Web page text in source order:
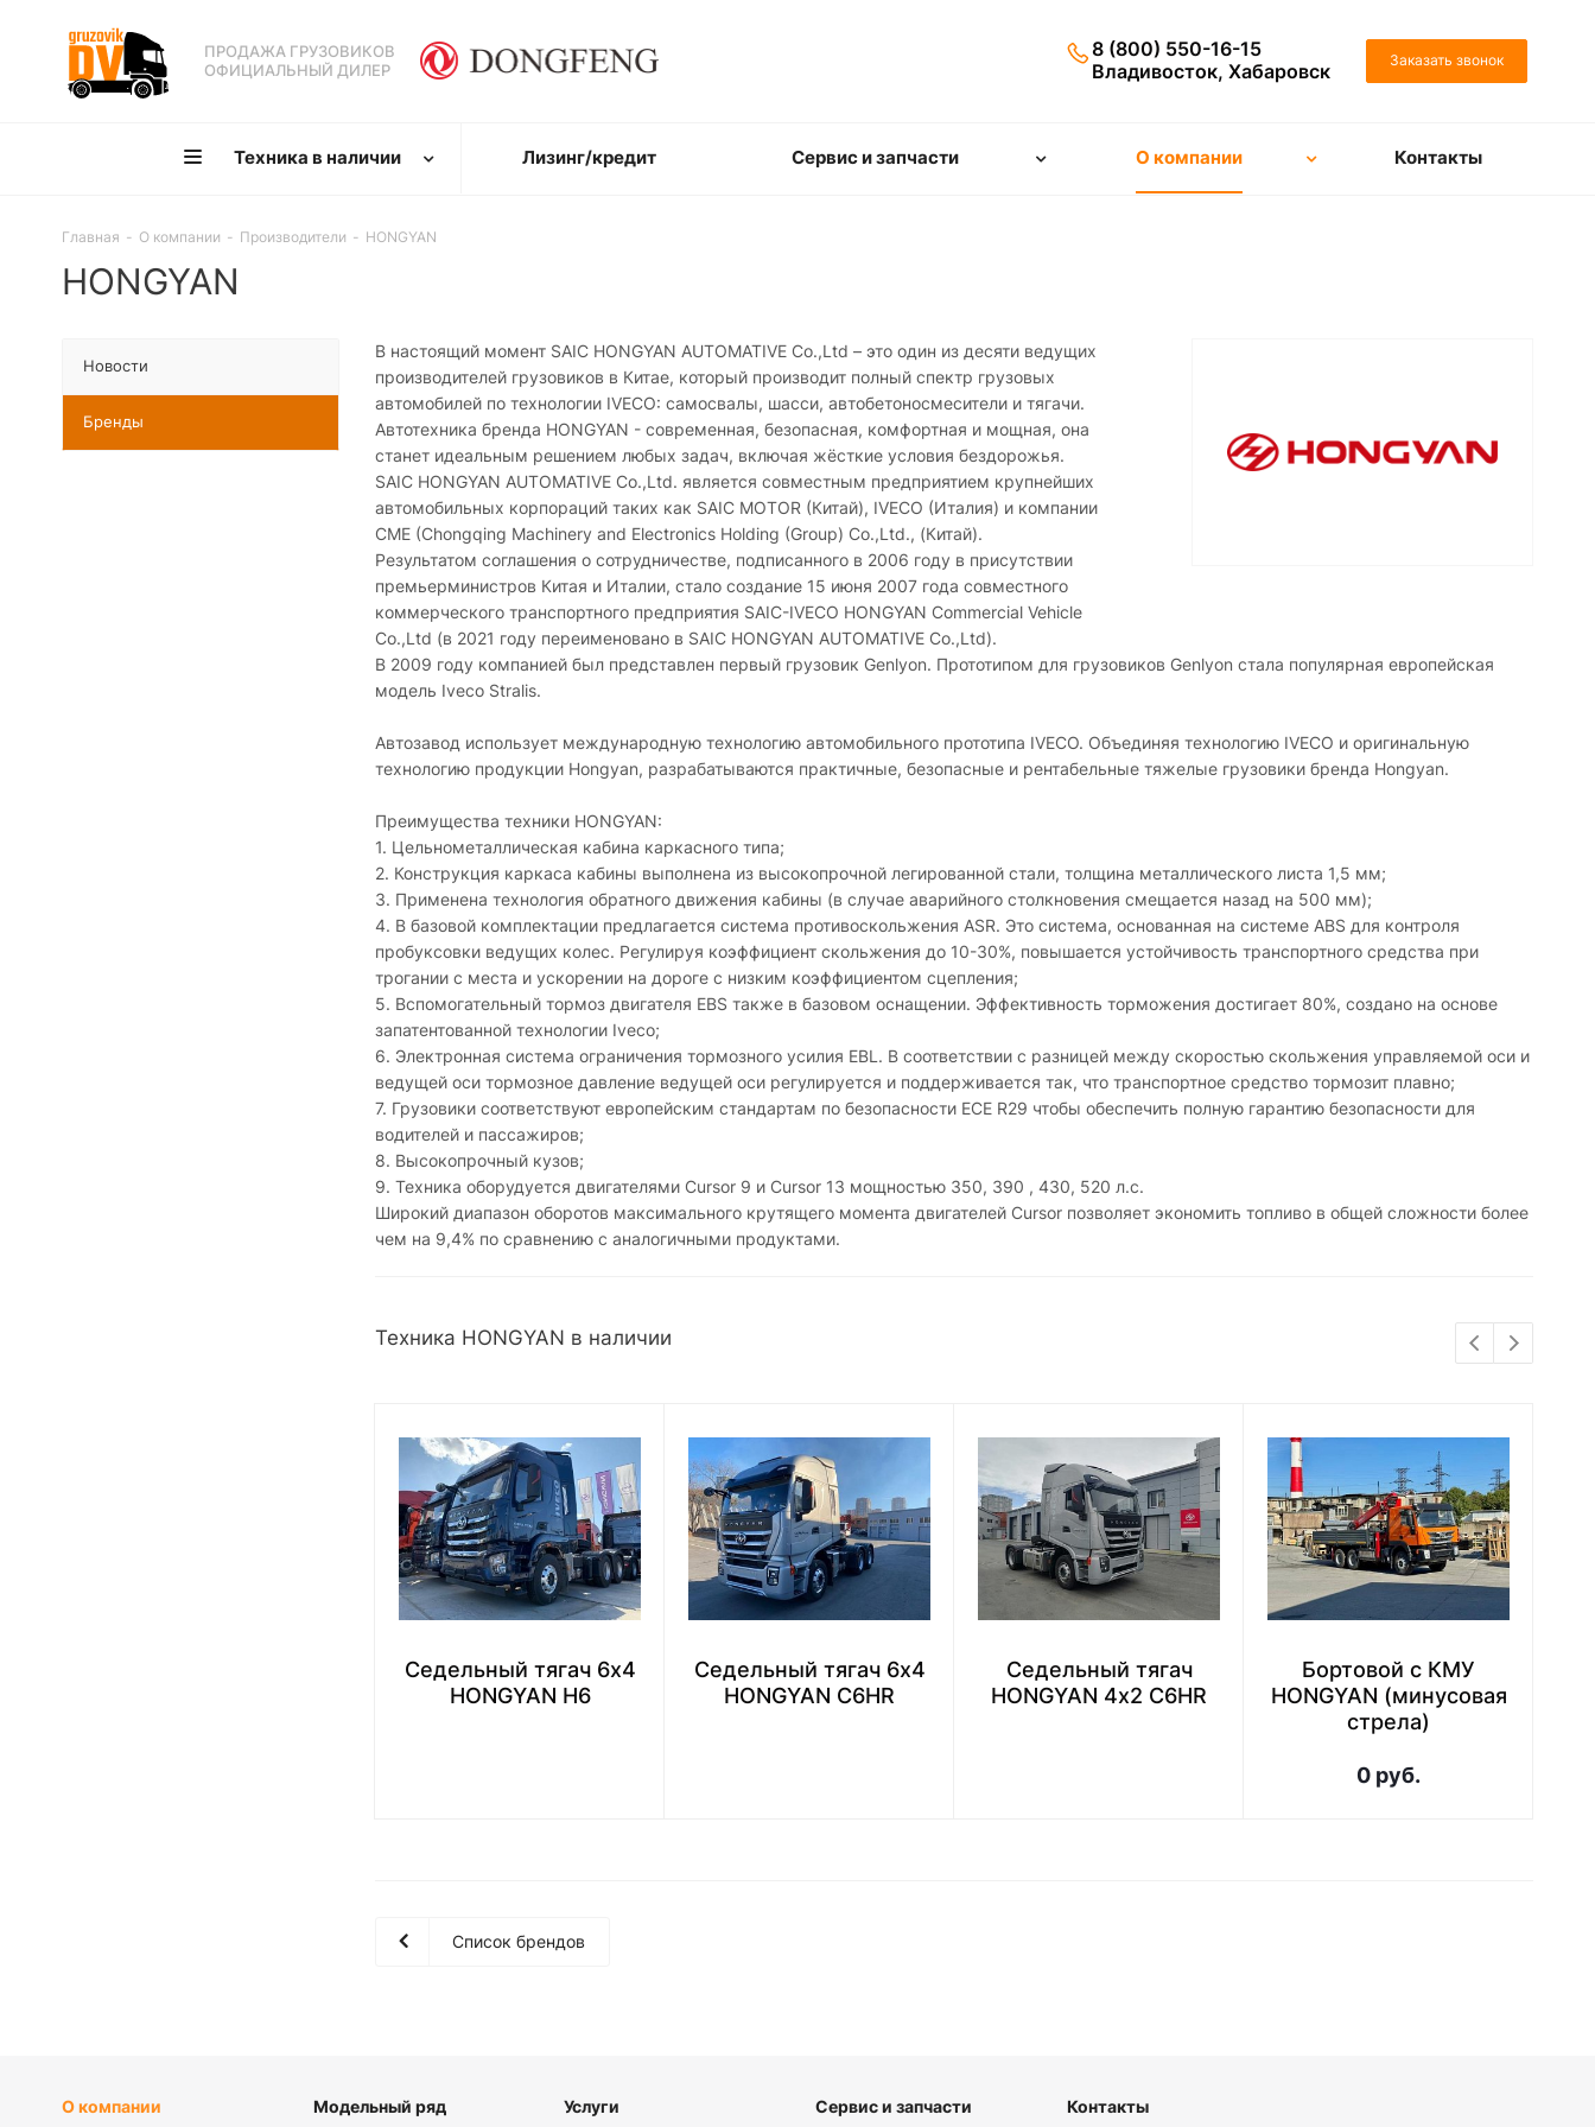
ПРОДАЖА ГРУЗОВИКОВ
ОФИЦИАЛЬНЫЙ ДИЛЕР
8 (800) 550-16-15
Владивосток, Хабаровск
Заказать звонок
Техника в наличии Лизинг/кредит Сервис и запчасти О компании Контакты
Главная - О компании - Производители - HONGYAN
HONGYAN
В настоящий момент SAIC HONGYAN AUTOMATIVE Co.,Ltd – это один из десяти ведущих
производителей грузовиков в Китае, который производит полный спектр грузовых
автомобилей по технологии IVECO: самосвалы, шасси, автобетоносмесители и тягачи.
Автотехника бренда HONGYAN - современная, безопасная, комфортная и мощная, она
станет идеальным решением любых задач, включая жёсткие условия бездорожья.
SAIC HONGYAN AUTOMATIVE Co.,Ltd. является совместным предприятием крупнейших
автомобильных корпораций таких как SAIC MOTOR (Китай), IVECO (Италия) и компании
CME (Chongqing Machinery and Electronics Holding (Group) Co.,Ltd., (Китай).
Результатом соглашения о сотрудничестве, подписанного в 2006 году в присутствии
премьерминистров Китая и Италии, стало создание 15 июня 2007 года совместного
коммерческого транспортного предприятия SAIC-IVECO HONGYAN Commercial Vehicle
Co.,Ltd (в 2021 году переименовано в SAIC HONGYAN AUTOMATIVE Co.,Ltd).
В 2009 году компанией был представлен первый грузовик Genlyon. Прототипом для грузовиков Genlyon стала популярная европейская
модель Iveco Stralis.
Автозавод использует международную технологию автомобильного прототипа IVECO. Объединяя технологию IVECO и оригинальную
технологию продукции Hongyan, разрабатываются практичные, безопасные и рентабельные тяжелые грузовики бренда Hongyan.
Преимущества техники HONGYAN:
1. Цельнометаллическая кабина каркасного типа;
2. Конструкция каркаса кабины выполнена из высокопрочной легированной стали, толщина металлического листа 1,5 мм;
3. Применена технология обратного движения кабины (в случае аварийного столкновения смещается назад на 500 мм);
4. В базовой комплектации предлагается система противоскольжения ASR. Это система, основанная на системе ABS для контроля
пробуксовки ведущих колес. Регулируя коэффициент скольжения до 10-30%, повышается устойчивость транспортного средства при
трогании с места и ускорении на дороге с низким коэффициентом сцепления;
5. Вспомогательный тормоз двигателя EBS также в базовом оснащении. Эффективность торможения достигает 80%, создано на основе
запатентованной технологии Iveco;
6. Электронная система ограничения тормозного усилия EBL. В соответствии с разницей между скоростью скольжения управляемой оси и
ведущей оси тормозное давление ведущей оси регулируется и поддерживается так, что транспортное средство тормозит плавно;
7. Грузовики соответствуют европейским стандартам по безопасности ECE R29 чтобы обеспечить полную гарантию безопасности для
водителей и пассажиров;
8. Высокопрочный кузов;
9. Техника оборудуется двигателями Cursor 9 и Cursor 13 мощностью 350, 390 , 430, 520 л.с.
Широкий диапазон оборотов максимального крутящего момента двигателей Cursor позволяет экономить топливо в общей сложности более
чем на 9,4% по сравнению с аналогичными продуктами.
Техника HONGYAN в наличии
Седельный тягач 6х4
HONGYAN H6
Седельный тягач 6х4
HONGYAN C6HR
Седельный тягач
HONGYAN 4х2 C6HR
Бортовой с КМУ
HONGYAN (минусовая
стрела)
0 руб.
Список брендов
Новости
Бренды
О компании Модельный ряд Услуги Сервис и запчасти Контакты